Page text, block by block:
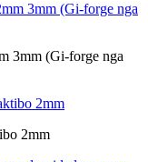
3mm (Gi-forge nga
2mm